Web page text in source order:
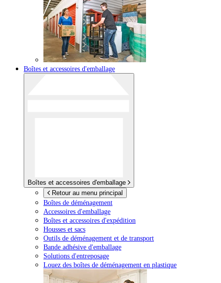
Boîtes et accessoires d'emballage
Boîtes et accessoires d'emballage
Retour au menu principal
Boîtes de déménagement
Accessoires d'emballage
Boîtes et accessoires d'expédition
Housses et sacs
Outils de déménagement et de transport
Bande adhésive d'emballage
Solutions d'entreposage
Louez des boîtes de déménagement en plastique